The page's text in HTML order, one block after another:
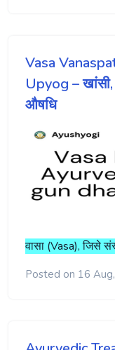
Vasa
Upyog –
औषधि
वासा (Vasa), जिसे
Posted on 16